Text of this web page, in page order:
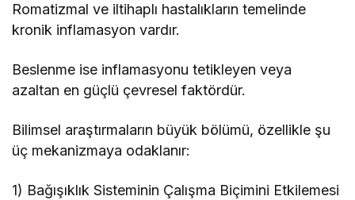
Romatizmal ve iltihaplı hastalıkların temelinde
kronik inflamasyon vardır.
Beslenme ise inflamasyonu tetikleyen veya
azaltan en güçlü çevresel faktördür.
Bilimsel araştırmaların büyük bölümü, özellikle şu
üç mekanizmaya odaklanır:
1) Bağışıklık Sisteminin Çalışma Biçimini Etkilemesi